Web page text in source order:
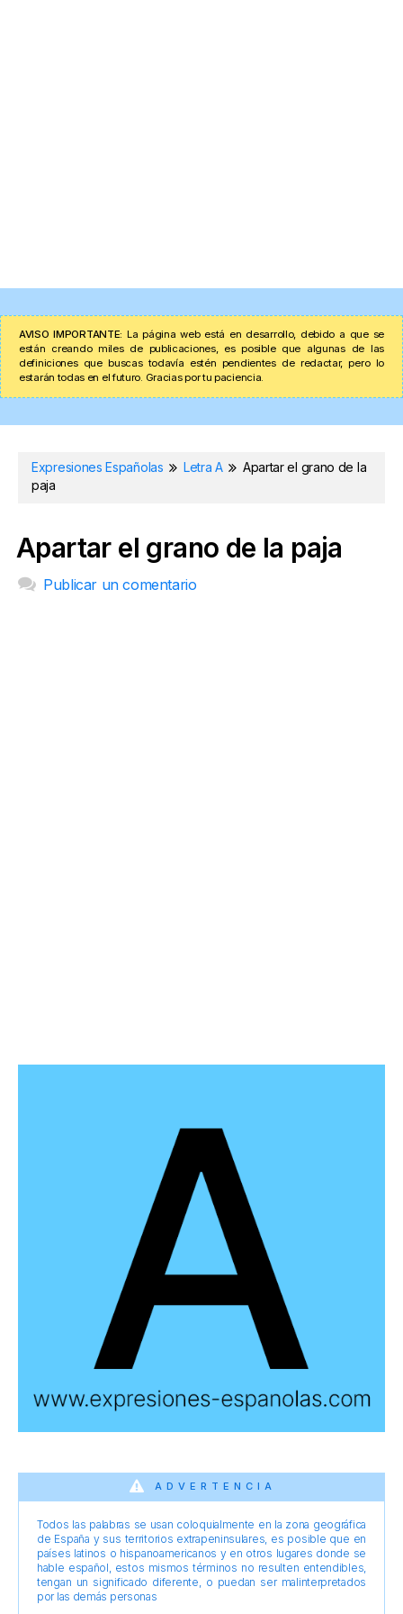
AVISO IMPORTANTE: La página web está en desarrollo, debido a que se
están creando miles de publicaciones, es posible que algunas de las
definiciones que buscas todavía estén pendientes de redactar, pero lo
estarán todas en el futuro. Gracias por tu paciencia.
Expresiones Españolas Letra A
Apartar el grano de la
paja
Apartar el grano de la paja
Publicar un comentario
ADVERTENCIA
Todos las palabras se usan coloquialmente en la zona geográfica
de España y sus territorios extrapeninsulares, es posible que en
países latinos o hispanoamericanos y en otros lugares donde se
hable español, estos mismos términos no resulten entendibles,
tengan un significado diferente, o puedan ser malinterpretados
por las demás personas